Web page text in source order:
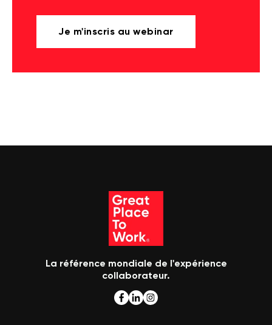
Je m'inscris au webinar
La référence mondiale de l'expérience
collaborateur.